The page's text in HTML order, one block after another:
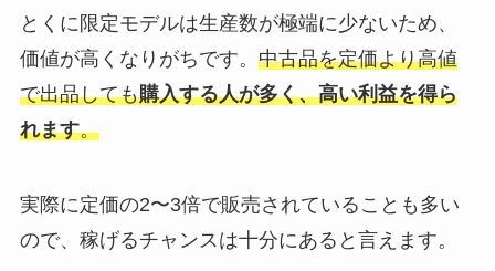
とくに限定モデルは生産数が極端に少ないため、
価値が高くなりがちです。 中古品を定価より高値
で出品しても購入する人が多く、高い利益を得ら
れます。
実際に定価の2〜3倍で販売されていることも多い
ので、稼げるチャンスは十分にあると言えます。